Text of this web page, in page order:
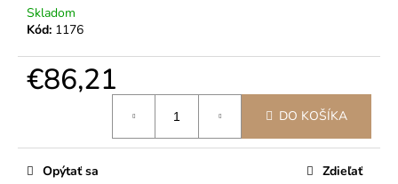
Skladom
Kód: 1176
€86,21
DO KOŠÍKA
Opýtať sa Zdieľať
p
o